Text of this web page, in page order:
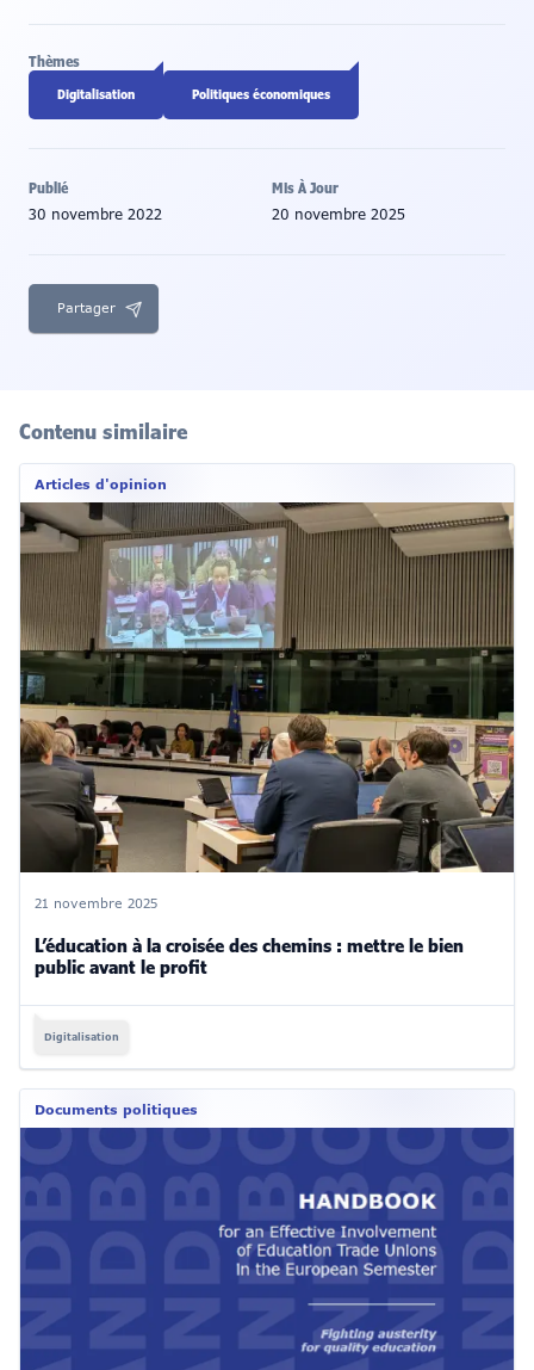
Thèmes
Digitalisation Politiques économiques
Publié
30 novembre 2022
Mis À Jour
20 novembre 2025
Partager
Contenu similaire
Articles d'opinion
21 novembre 2025
L’éducation à la croisée des chemins : mettre le bien
public avant le profit
Digitalisation
Documents politiques